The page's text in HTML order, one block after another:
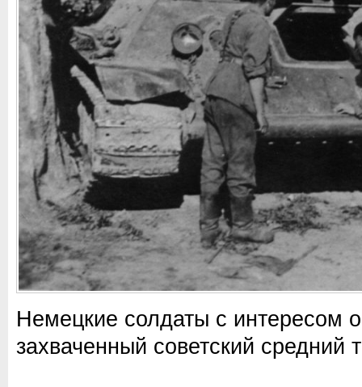
Немецкие солдаты с интересом
захваченный советский средний